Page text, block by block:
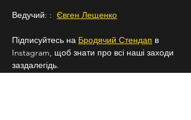
Ведучий: : Євген Лещенко
Підписуйтесь на Бродячий Стендап в
Instagram, щоб знати про всі наші заходи
заздалегідь.